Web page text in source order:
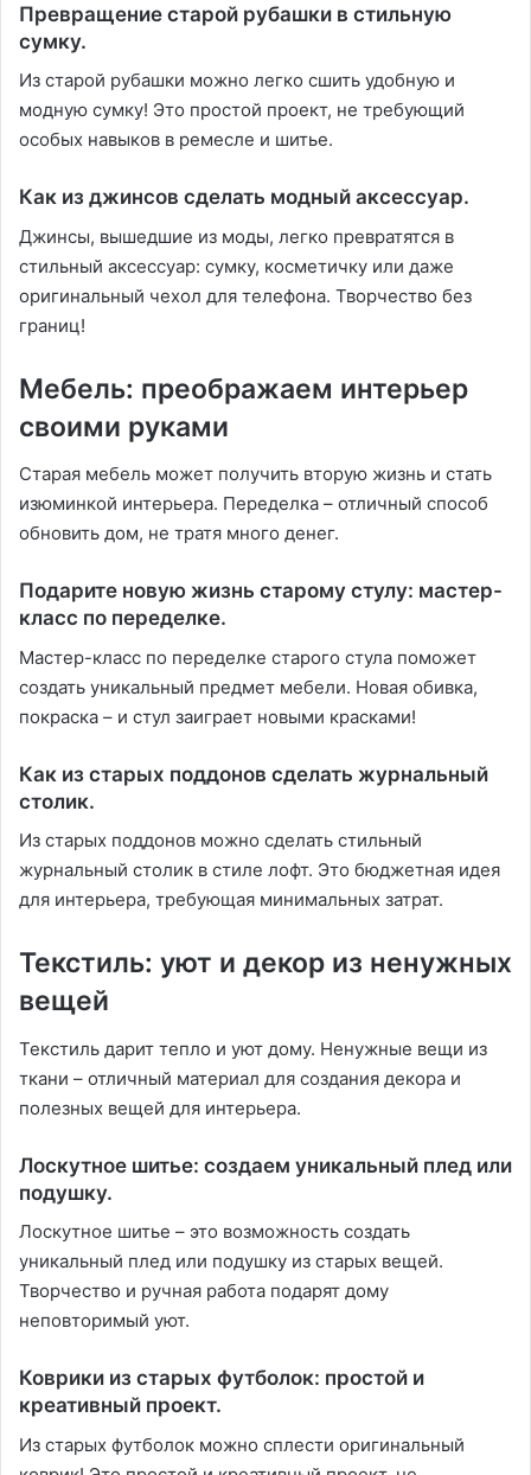
Превращение старой рубашки в стильную
сумку.
Из старой рубашки можно легко сшить удобную и
модную сумку! Это простой проект, не требующий
особых навыков в ремесле и шитье.
Как из джинсов сделать модный аксессуар.
Джинсы, вышедшие из моды, легко превратятся в
стильный аксессуар: сумку, косметичку или даже
оригинальный чехол для телефона. Творчество без
границ!
Мебель: преображаем интерьер
своими руками
Старая мебель может получить вторую жизнь и стать
изюминкой интерьера. Переделка – отличный способ
обновить дом, не тратя много денег.
Подарите новую жизнь старому стулу: мастер-
класс по переделке.
Мастер-класс по переделке старого стула поможет
создать уникальный предмет мебели. Новая обивка,
покраска – и стул заиграет новыми красками!
Как из старых поддонов сделать журнальный
столик.
Из старых поддонов можно сделать стильный
журнальный столик в стиле лофт. Это бюджетная идея
для интерьера, требующая минимальных затрат.
Текстиль: уют и декор из ненужных
вещей
Текстиль дарит тепло и уют дому. Ненужные вещи из
ткани – отличный материал для создания декора и
полезных вещей для интерьера.
Лоскутное шитье: создаем уникальный плед или
подушку.
Лоскутное шитье – это возможность создать
уникальный плед или подушку из старых вещей.
Творчество и ручная работа подарят дому
неповторимый уют.
Коврики из старых футболок: простой и
креативный проект.
Из старых футболок можно сплести оригинальный